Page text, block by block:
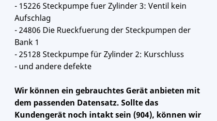
- 15226 Steckpumpe fuer Zylinder 3: Ventil kein
Aufschlag
- 24806 Die Rueckfuerung der Steckpumpen der
Bank 1
- 25128 Steckpumpe für Zylinder 2: Kurschluss
- und andere defekte
Wir können ein gebrauchtes Gerät anbieten mit
dem passenden Datensatz. Sollte das
Kundengerät noch intakt sein (904), können wir